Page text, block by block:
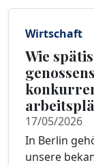
Wirtschaft
Wie
17/05/2026
In Berlin
unsere